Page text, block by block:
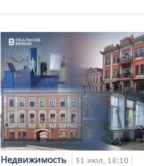
Недвижимость 31 июл, 18:10